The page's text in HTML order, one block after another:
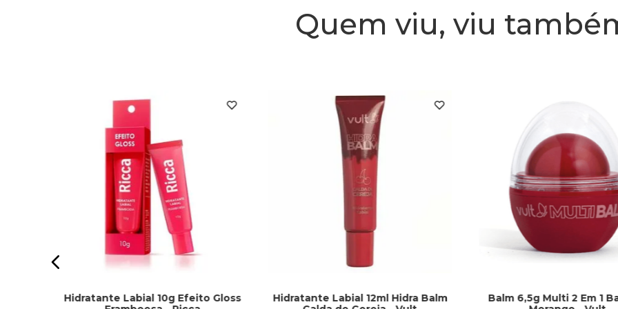
Quem viu, viu
Hidratante Labial 10g Efeito Gloss
Hidratante Labial 12ml Hidra Balm
Balm 6,5g Multi 2 Em 1